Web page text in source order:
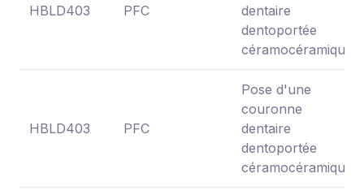
HBLD403 PFC
dentaire
dentoportée
céramocéramique
HBLD403 PFC
Pose d'une
couronne
dentaire
dentoportée
céramocéramique